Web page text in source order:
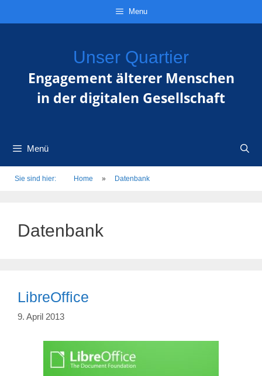
Menu
Unser Quartier
Engagement älterer Menschen
in der digitalen Gesellschaft
Menü
Sie sind hier: Home » Datenbank
Datenbank
LibreOffice
9. April 2013